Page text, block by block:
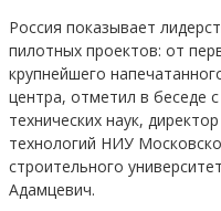
Россия показывает
пилотных проектов: от
крупнейшего
центра, отметил в беседе
технических наук,
технологий НИУ
строительного
Адамцевич.